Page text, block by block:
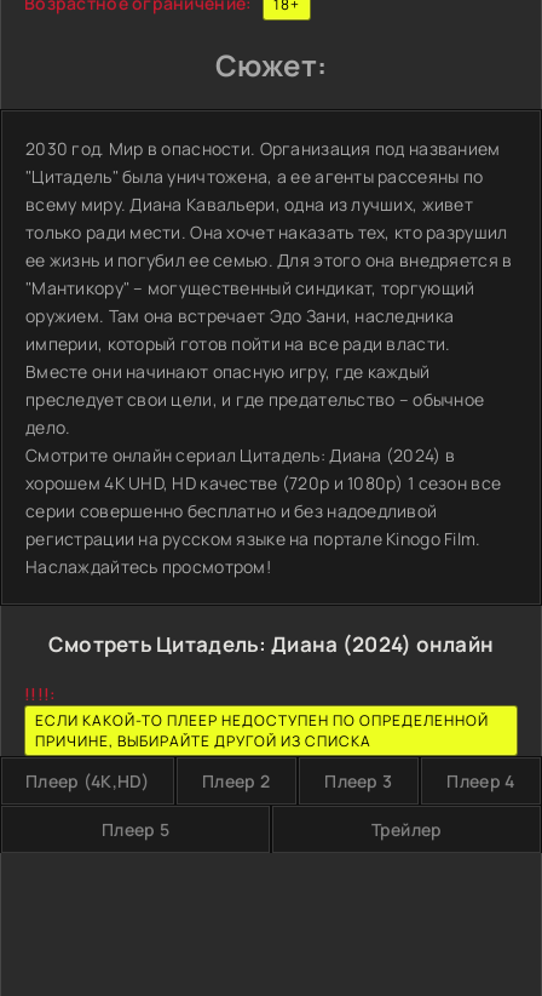
18+
Сюжет:
2030 год. Мир в опасности. Организация под названием
"Цитадель" была уничтожена, а ее агенты рассеяны по
всему миру. Диана Кавальери, одна из лучших, живет
только ради мести. Она хочет наказать тех, кто разрушил
ее жизнь и погубил ее семью. Для этого она внедряется в
"Мантикору" – могущественный синдикат, торгующий
оружием. Там она встречает Эдо Зани, наследника
империи, который готов пойти на все ради власти.
Вместе они начинают опасную игру, где каждый
преследует свои цели, и где предательство – обычное
дело.
Смотрите онлайн сериал Цитадель: Диана (2024) в
хорошем 4K UHD, HD качестве (720p и 1080p) 1 сезон все
серии совершенно бесплатно и без надоедливой
регистрации на русском языке на портале Kinogo Film.
Наслаждайтесь просмотром!
Смотреть Цитадель: Диана (2024) онлайн
!!!!:
ЕСЛИ КАКОЙ-ТО ПЛЕЕР НЕДОСТУПЕН ПО ОПРЕДЕЛЕННОЙ
ПРИЧИНЕ, ВЫБИРАЙТЕ ДРУГОЙ ИЗ СПИСКА
Плеер (4K,HD) Плеер 2 Плеер 3 Плеер 4
Плеер 5 Трейлер